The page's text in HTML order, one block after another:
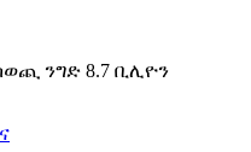
ንግድ 8.7 ቢሊዮን